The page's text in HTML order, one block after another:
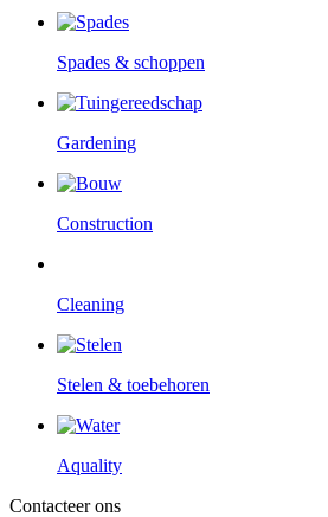
Spades & schoppen
Gardening
Construction
Cleaning
Stelen & toebehoren
Aquality
Contacteer ons